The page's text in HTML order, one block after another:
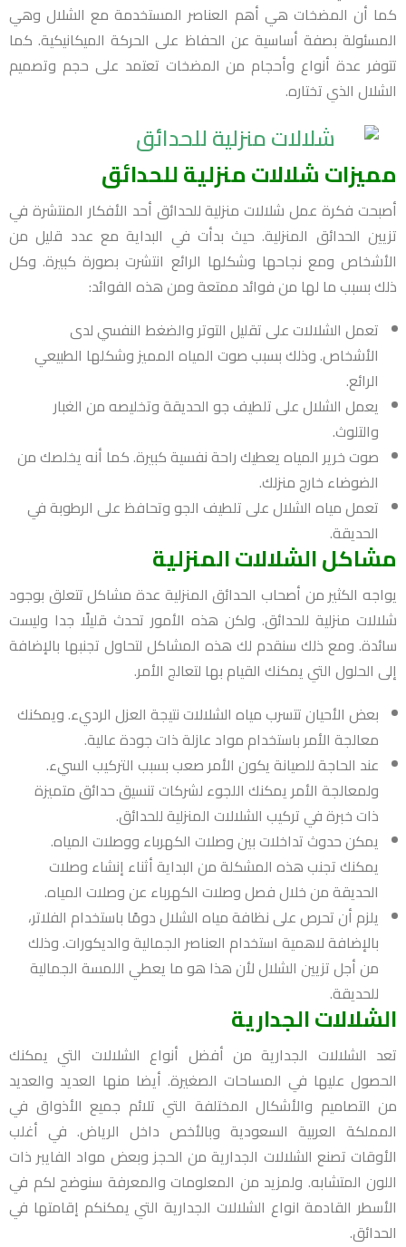
كما أن المضخات هي أهم العناصر المستخدمة مع الشلال وهي
المسئولة بصفة أساسية عن الحفاظ على الحركة الميكانيكية. كما
تتوفر عدة أنواع وأحجام من المضخات تعتمد على حجم وتصميم
الشلال الذي تختاره.
مميزات شلالات منزلية للحدائق
أصبحت فكرة عمل شلالات منزلية للحدائق أحد الأفكار المنتشرة في
تزيين الحدائق المنزلية. حيث بدأت في البداية مع عدد قليل من
الأشخاص ومع نجاحها وشكلها الرائع انتشرت بصورة كبيرة. وكل
ذلك بسبب ما لها من فوائد ممتعة ومن هذه الفوائد:
تعمل الشلالات على تقليل التوتر والضغط النفسي لدى
الأشخاص. وذلك بسبب صوت المياه المميز وشكلها الطبيعي
الرائع.
يعمل الشلال على تلطيف جو الحديقة وتخليصه من الغبار
والتلوث.
صوت خرير المياه يعطيك راحة نفسية كبيرة. كما أنه يخلصك من
الضوضاء خارج منزلك.
تعمل مياه الشلال على تلطيف الجو وتحافظ على الرطوبة في
الحديقة.
مشاكل الشلالات المنزلية
يواجه الكثير من أصحاب الحدائق المنزلية عدة مشاكل تتعلق بوجود
شلالات منزلية للحدائق. ولكن هذه الأمور تحدث قليلًا جدا وليست
سائدة. ومع ذلك سنقدم لك هذه المشاكل لتحاول تجنبها بالإضافة
إلى الحلول التي يمكنك القيام بها لتعالج الأمر.
بعض الأحيان تتسرب مياه الشلالات نتيجة العزل الرديء. ويمكنك
معالجة الأمر باستخدام مواد عازلة ذات جودة عالية.
عند الحاجة للصيانة يكون الأمر صعب بسبب التركيب السيء.
ولمعالجة الأمر يمكنك اللجوء لشركات تنسيق حدائق متميزة
ذات خبرة في تركيب الشلالات المنزلية للحدائق.
يمكن حدوث تداخلات بين وصلات الكهرباء ووصلات المياه.
يمكنك تجنب هذه المشكلة من البداية أثناء إنشاء وصلات
الحديقة من خلال فصل وصلات الكهرباء عن وصلات المياه.
يلزم أن تحرص على نظافة مياه الشلال دومًا باستخدام الفلاتر،
بالإضافة لاهمية استخدام العناصر الجمالية والديكورات. وذلك
من أجل تزيين الشلال لأن هذا هو ما يعطي اللمسة الجمالية
للحديقة.
الشلالات الجدارية
تعد الشلالات الجدارية من أفضل أنواع الشلالات التي يمكنك
الحصول عليها في المساحات الصغيرة. أيضا منها العديد والعديد
من التصاميم والأشكال المختلفة التي تلائم جميع الأذواق في
المملكة العربية السعودية وبالأخص داخل الرياض. في أغلب
الأوقات تصنع الشلالات الجدارية من الحجز وبعض مواد الفايبر ذات
اللون المتشابه. ولمزيد من المعلومات والمعرفة سنوضح لكم في
الأسطر القادمة انواع الشلالات الجدارية التي يمكنكم إقامتها في
الحدائق.